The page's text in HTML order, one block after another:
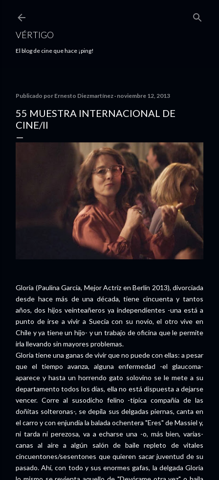
VÉRTIGO
El blog de cine que hace ¡ping!
Publicado por Ernesto Diezmartínez noviembre 12, 2013
55 MUESTRA INTERNACIONAL DE
CINE/II
Gloria (Paulina García, Mejor Actriz en Berlín 2013), divorciada
desde hace más de una década, tiene cincuenta y tantos
años, dos hijos veinteañeros ya independientes -una está a
punto de irse a vivir a Suecia con su novio, el otro vive en
Chile y ya tiene un hijo- y un trabajo de oficina que le permite
irla llevando sin mayores problemas.
Gloria tiene una ganas de vivir que no puede con ellas: a pesar
que el tiempo avanza, alguna enfermedad -el glaucoma-
aparece y hasta un horrendo gato solovino se le mete a su
departamento todos los días, ella no está dispuesta a dejarse
vencer. Corre al susodicho felino -típica compañía de las
doñitas solteronas-, se depila sus delgadas piernas, canta en
el carro y con enjundia la balada ochentera "Eres" de Massiel y,
ni tarda ni perezosa, va a echarse una -o, más bien, varias-
canas al aire a algún salón de baile repleto de vitales
cincuentones/sesentones que quieren sacar juventud de su
pasado. Ahí, con todo y sus enormes gafas, la delgada Gloria